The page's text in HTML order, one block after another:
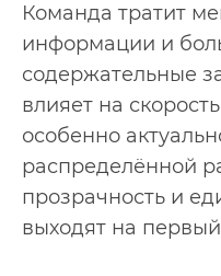
Команда тратит
информации и
содержательные
влияет на
особенно
распределённой
прозрачность и
выходят на